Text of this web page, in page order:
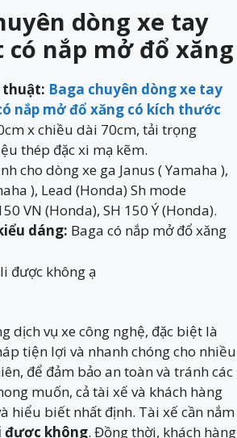
dòng xe tay
có nắp mở đổ xăng
thuật: Baga chuyên dòng xe tay
nắp mở đổ xăng có kích thước
x chiều dài 70cm, tải trọng
thép đặc xi mạ kẽm.
cho dòng xe ga Janus ( Yamaha ),
), Lead (Honda) Sh mode
VN (Honda), SH 150 Ý (Honda).
dáng: Baga có nắp mở đổ xăng
dịch vụ xe công nghệ, đặc biệt là
tiện lợi và nhanh chóng cho nhiều
để đảm bảo an toàn và tránh các
muốn, cả tài xế và khách hàng
hiểu biết nhất định. Tài xế cần nắm
được không. Đồng thời, khách hàng